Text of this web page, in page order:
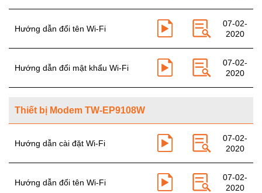
Hướng dẫn đổi tên Wi-Fi
07-02-
2020
Hướng dẫn đổi mật khẩu Wi-Fi
07-02-
2020
Thiết bị Modem TW-EP9108W
Hướng dẫn cài đặt Wi-Fi
07-02-
2020
Hướng dẫn đổi tên Wi-Fi
07-02-
2020